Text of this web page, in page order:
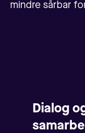
mindre sårbar
Dialog